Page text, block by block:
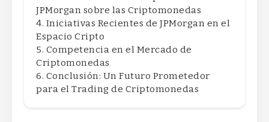
JPMorgan sobre las Criptomonedas
Iniciativas Recientes de JPMorgan en el
Espacio Cripto
Competencia en el Mercado de
Criptomonedas
Conclusión: Un Futuro Prometedor
para el Trading de Criptomonedas